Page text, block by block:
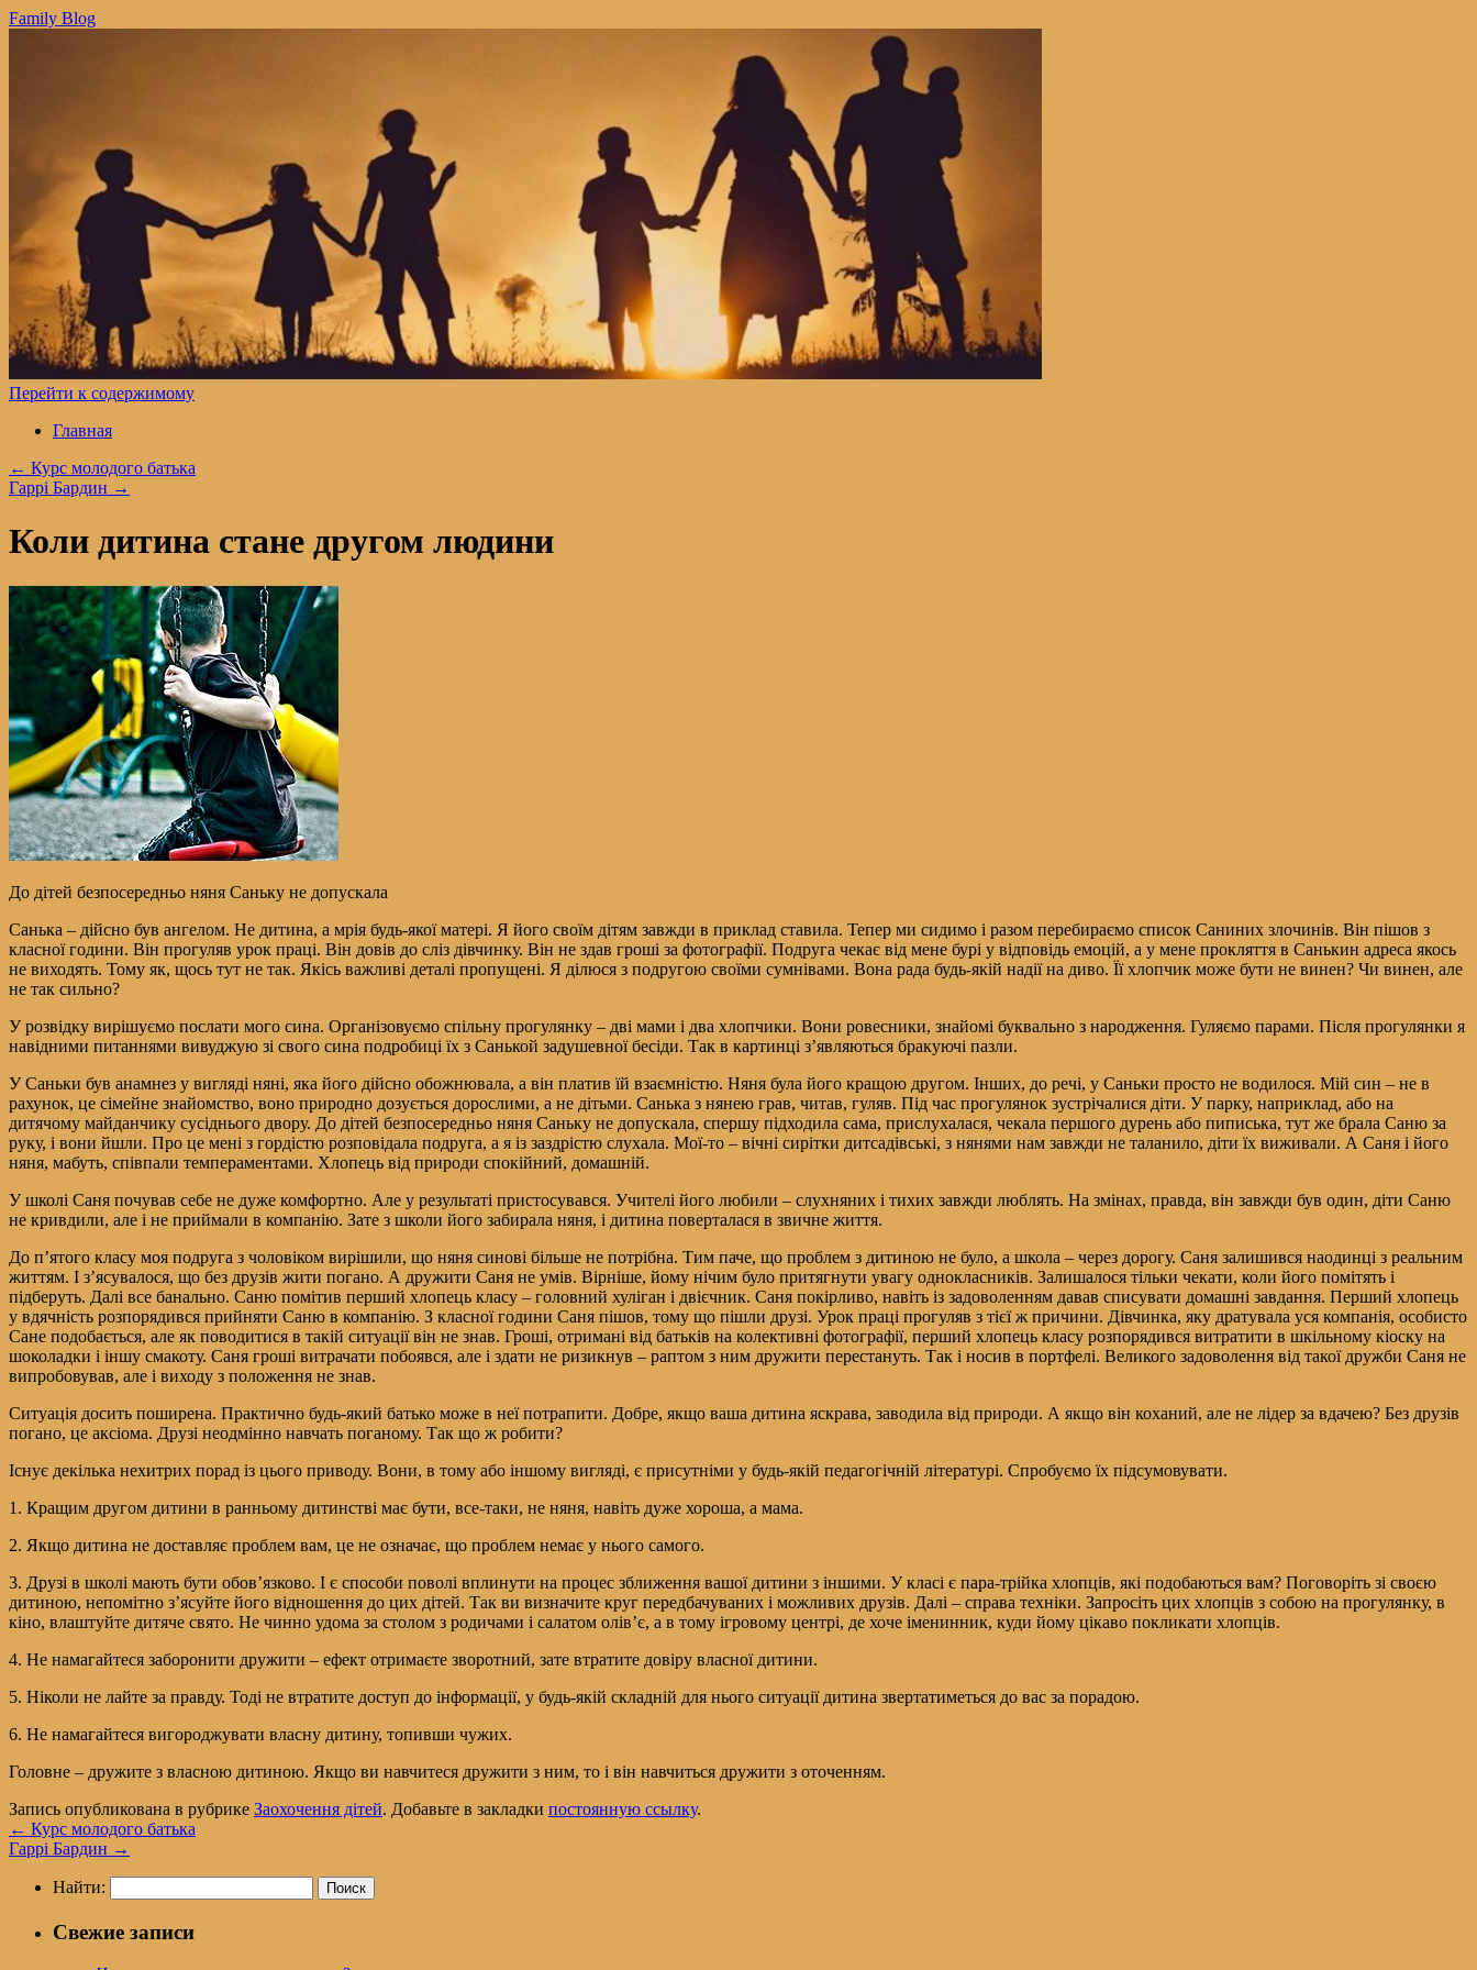
Family Blog
Перейти к содержимому
Главная
← Курс молодого батька
Гаррі Бардин →
Коли дитина стане другом людини
До дітей безпосередньо няня Саньку не допускала
Санька – дійсно був ангелом. Не дитина, а мрія будь-якої матері. Я його своїм дітям завжди в приклад ставила. Тепер ми сидимо і разом перебираємо список Саниних злочинів. Він пішов з
класної години. Він прогуляв урок праці. Він довів до сліз дівчинку. Він не здав гроші за фотографії. Подруга чекає від мене бурі у відповідь емоцій, а у мене прокляття в Санькин адреса якось
не виходять. Тому як, щось тут не так. Якісь важливі деталі пропущені. Я ділюся з подругою своїми сумнівами. Вона рада будь-якій надії на диво. Її хлопчик може бути не винен? Чи винен, але
не так сильно?
У розвідку вирішуємо послати мого сина. Організовуємо спільну прогулянку – дві мами і два хлопчики. Вони ровесники, знайомі буквально з народження. Гуляємо парами. Після прогулянки я
навідними питаннями вивуджую зі свого сина подробиці їх з Санькой задушевної бесіди. Так в картинці з’являються бракуючі пазли.
У Саньки був анамнез у вигляді няні, яка його дійсно обожнювала, а він платив їй взаємністю. Няня була його кращою другом. Інших, до речі, у Саньки просто не водилося. Мій син – не в
рахунок, це сімейне знайомство, воно природно дозується дорослими, а не дітьми. Санька з нянею грав, читав, гуляв. Під час прогулянок зустрічалися діти. У парку, наприклад, або на
дитячому майданчику сусіднього двору. До дітей безпосередньо няня Саньку не допускала, спершу підходила сама, прислухалася, чекала першого дурень або пиписька, тут же брала Саню за
руку, і вони йшли. Про це мені з гордістю розповідала подруга, а я із заздрістю слухала. Мої-то – вічні сирітки дитсадівські, з нянями нам завжди не таланило, діти їх виживали. А Саня і його
няня, мабуть, співпали темпераментами. Хлопець від природи спокійний, домашній.
У школі Саня почував себе не дуже комфортно. Але у результаті пристосувався. Учителі його любили – слухняних і тихих завжди люблять. На змінах, правда, він завжди був один, діти Саню
не кривдили, але і не приймали в компанію. Зате з школи його забирала няня, і дитина поверталася в звичне життя.
До п’ятого класу моя подруга з чоловіком вирішили, що няня синові більше не потрібна. Тим паче, що проблем з дитиною не було, а школа – через дорогу. Саня залишився наодинці з реальним
життям. І з’ясувалося, що без друзів жити погано. А дружити Саня не умів. Вірніше, йому нічим було притягнути увагу однокласників. Залишалося тільки чекати, коли його помітять і
підберуть. Далі все банально. Саню помітив перший хлопець класу – головний хуліган і двієчник. Саня покірливо, навіть із задоволенням давав списувати домашні завдання. Перший хлопець
у вдячність розпорядився прийняти Саню в компанію. З класної години Саня пішов, тому що пішли друзі. Урок праці прогуляв з тієї ж причини. Дівчинка, яку дратувала уся компанія, особисто
Сане подобається, але як поводитися в такій ситуації він не знав. Гроші, отримані від батьків на колективні фотографії, перший хлопець класу розпорядився витратити в шкільному кіоску на
шоколадки і іншу смакоту. Саня гроші витрачати побоявся, але і здати не ризикнув – раптом з ним дружити перестануть. Так і носив в портфелі. Великого задоволення від такої дружби Саня не
випробовував, але і виходу з положення не знав.
Ситуація досить поширена. Практично будь-який батько може в неї потрапити. Добре, якщо ваша дитина яскрава, заводила від природи. А якщо він коханий, але не лідер за вдачею? Без друзів
погано, це аксіома. Друзі неодмінно навчать поганому. Так що ж робити?
Існує декілька нехитрих порад із цього приводу. Вони, в тому або іншому вигляді, є присутніми у будь-якій педагогічній літературі. Спробуємо їх підсумовувати.
1. Кращим другом дитини в ранньому дитинстві має бути, все-таки, не няня, навіть дуже хороша, а мама.
2. Якщо дитина не доставляє проблем вам, це не означає, що проблем немає у нього самого.
3. Друзі в школі мають бути обов’язково. І є способи поволі вплинути на процес зближення вашої дитини з іншими. У класі є пара-трійка хлопців, які подобаються вам? Поговоріть зі своєю
дитиною, непомітно з’ясуйте його відношення до цих дітей. Так ви визначите круг передбачуваних і можливих друзів. Далі – справа техніки. Запросіть цих хлопців з собою на прогулянку, в
кіно, влаштуйте дитяче свято. Не чинно удома за столом з родичами і салатом олів’є, а в тому ігровому центрі, де хоче іменинник, куди йому цікаво покликати хлопців.
4. Не намагайтеся заборонити дружити – ефект отримаєте зворотний, зате втратите довіру власної дитини.
5. Ніколи не лайте за правду. Тоді не втратите доступ до інформації, у будь-якій складній для нього ситуації дитина звертатиметься до вас за порадою.
6. Не намагайтеся вигороджувати власну дитину, топивши чужих.
Головне – дружите з власною дитиною. Якщо ви навчитеся дружити з ним, то і він навчиться дружити з оточенням.
Запись опубликована в рубрике Заохочення дітей. Добавьте в закладки постоянную ссылку.
← Курс молодого батька
Гаррі Бардин →
Найти:
Свежие записи